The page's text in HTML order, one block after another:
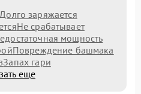
Долго заряжается
Не срабатывает
мощность
Повреждение башмака
Запах гари
еще